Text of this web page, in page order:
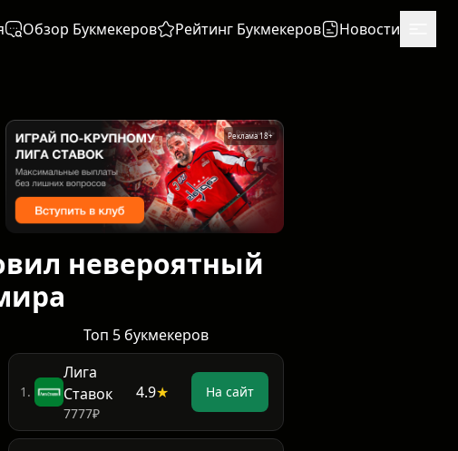
Обзор Букмекеров Рейтинг Букмекеров Новости
Реклама 18+
невероятный
Топ 5 букмекеров
1.
Лига
Ставок
7777₽
4.9★ На сайт